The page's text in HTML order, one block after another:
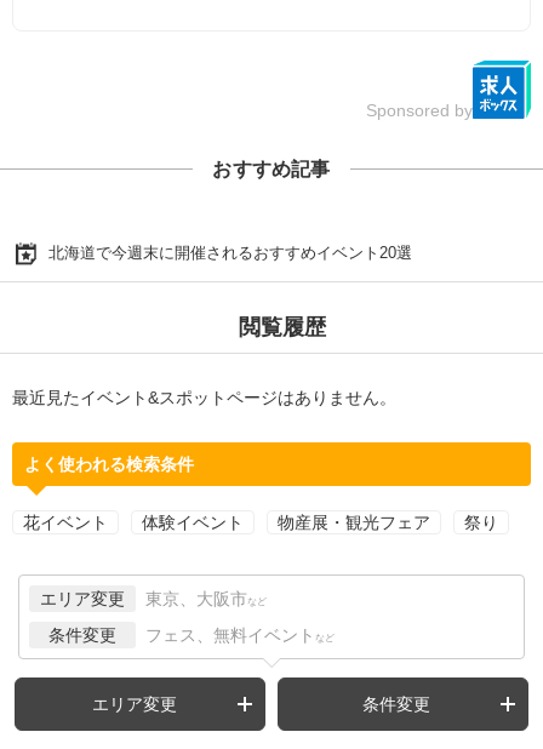
Sponsored by
おすすめ記事
北海道で今週末に開催されるおすすめイベント20選
閲覧履歴
最近見たイベント&スポットページはありません。
よく使われる検索条件
花イベント 体験イベント 物産展・観光フェア 祭り
エリア変更 東京、大阪市 など
条件変更 フェス、無料イベント など
エリア変更 条件変更